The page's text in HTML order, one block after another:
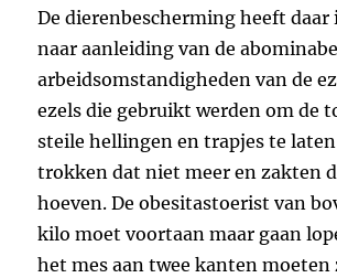
De dierenbescherming heeft daar
naar aanleiding van de
arbeidsomstandigheden van de
ezels die gebruikt werden om de
steile hellingen en trapjes te
trokken dat niet meer en zakten
hoeven. De obesitastoerist van
kilo moet voortaan maar gaan
het mes aan twee kanten moeten